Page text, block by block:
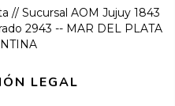
// Sucursal AOM Jujuy 1843
2943 -- MAR DEL PLATA
LEGAL